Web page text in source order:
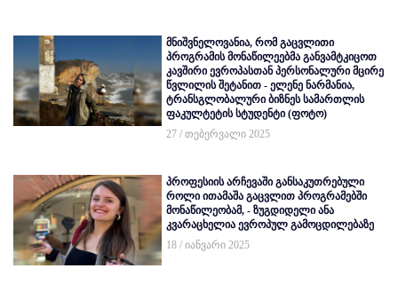
მნიშვნელოვანია, რომ გაცვლითი
პროგრამის მონაწილეებმა განვამტკიცოთ
კავშირი ევროპასთან პერსონალური მცირე
წვლილის შეტანით - ელენე ნარმანია,
ტრანსგლობალური ბიზნეს სამართლის
ფაკულტეტის სტუდენტი (ფოტო)
27 / თებერვალი 2025
პროფესიის არჩევაში განსაკუთრებული
როლი ითამაშა გაცვლით პროგრამებში
მონაწილეობამ, - ზუგდიდელი ანა
კვარაცხელია ევროპულ გამოცდილებაზე
18 / იანვარი 2025